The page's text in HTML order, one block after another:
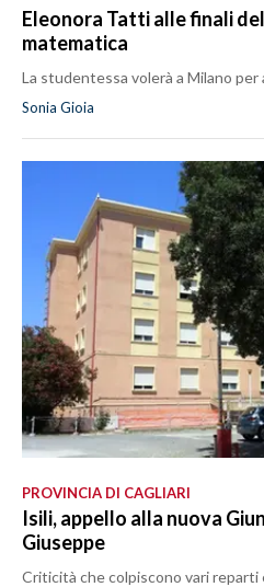
Eleonora Tatti alle finali
matematica
La studentessa volerà a Milano
Sonia Gioia
PROVINCIA DI CAGLIARI
Isili, appello alla nuova
Giuseppe
Criticità che colpiscono vari reparti